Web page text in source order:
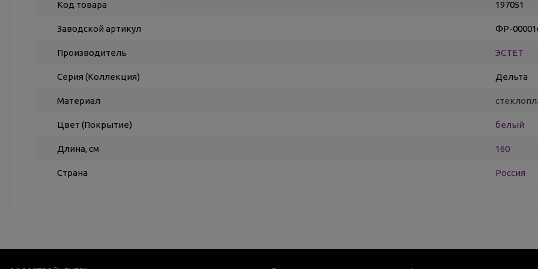
Код товара 197051
Заводской артикул ФР-
Производитель ЭСТЕТ
Серия (Коллекция) Дельта
Материал
Цвет (Покрытие) белый
Длина, см 160
Страна Россия